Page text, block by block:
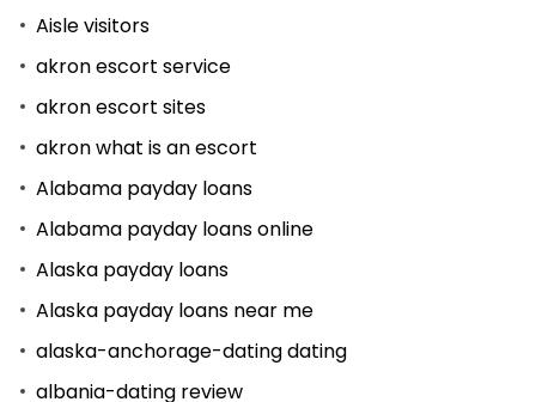
Aisle visitors
akron escort service
akron escort sites
akron what is an escort
Alabama payday loans
Alabama payday loans online
Alaska payday loans
Alaska payday loans near me
alaska-anchorage-dating dating
albania-dating review